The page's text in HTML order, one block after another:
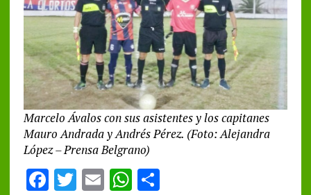
Marcelo Ávalos con sus asistentes y los capitanes
Mauro Andrada y Andrés Pérez. (Foto: Alejandra
López – Prensa Belgrano)
F T E WS